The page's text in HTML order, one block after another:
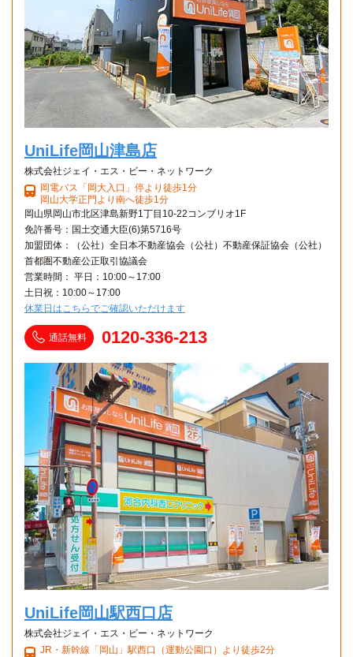
UniLife岡山津島店
株式会社ジェイ・エス・ビー・ネットワーク
岡電バス「岡大入口」停より徒歩1分
岡山大学正門より南へ徒歩1分
岡山県岡山市北区津島新野1丁目10-22コンブリオ1F
免許番号：国土交通大臣(6)第5716号
加盟団体：（公社）全日本不動産協会（公社）不動産保証協会（公社）
首都圏不動産公正取引協議会
営業時間： 平日：10:00～17:00
土日祝：10:00～17:00
休業日はこちらでご確認いただけます
通話無料 0120-336-213
UniLife岡山駅西口店
株式会社ジェイ・エス・ビー・ネットワーク
JR・新幹線「岡山」駅西口（運動公園口）より徒歩2分